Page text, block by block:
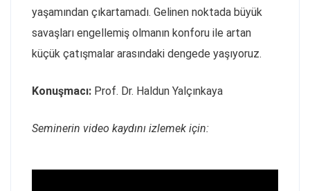
yaşamından çıkartamadı. Gelinen noktada büyük
savaşları engellemiş olmanın konforu ile artan
küçük çatışmalar arasındaki dengede yaşıyoruz.
Konuşmacı: Prof. Dr. Haldun Yalçınkaya
Seminerin video kaydını izlemek için: